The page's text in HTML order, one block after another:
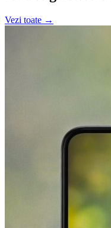
Vezi toate →